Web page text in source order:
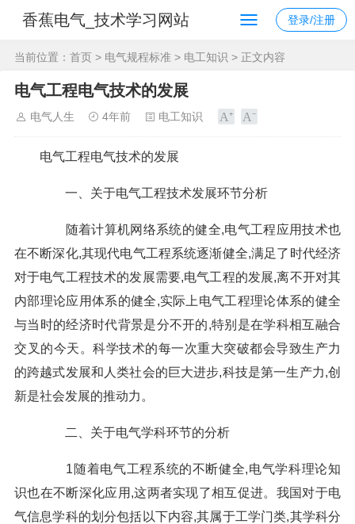
香蕉电气_技术学习网站 登录/注册
当前位置： 首页 > 电气规程标准 > 电工知识 > 正文内容
电气工程电气技术的发展
电气人生 4年前 电工知识
电气工程电气技术的发展
一、关于电气工程技术发展环节分析
随着计算机网络系统的健全,电气工程应用技术也
在不断深化,其现代电气工程系统逐渐健全,满足了时代经济
对于电气工程技术的发展需要,电气工程的发展,离不开对其
内部理论应用体系的健全,实际上电气工程理论体系的健全
与当时的经济时代背景是分不开的,特别是在学科相互融合
交叉的今天。科学技术的每一次重大突破都会导致生产力
的跨越式发展和人类社会的巨大进步,科技是第一生产力,创
新是社会发展的推动力。
二、关于电气学科环节的分析
1随着电气工程系统的不断健全,电气学科理论知
识也在不断深化应用,这两者实现了相互促进。我国对于电
气信息学科的划分包括以下内容,其属于工学门类,其学科分